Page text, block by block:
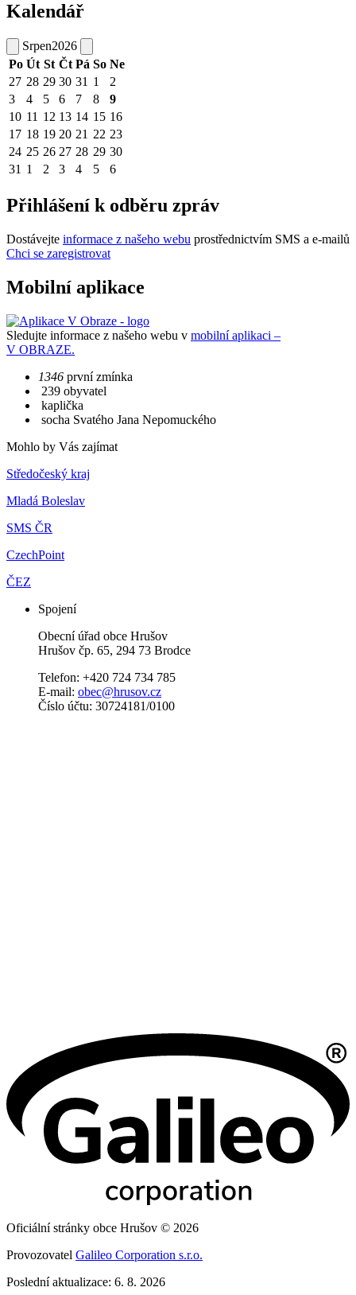
Kalendář
Srpen2026
Po Út St Čt Pá So Ne
27 28 29 30 31 1
2
3
4 5 6 7 8
9
10 11 12 13 14 15 16
17 18 19 20 21 22 23
24 25 26 27 28 29 30
31 1 2 3 4 5 6
Přihlášení k odběru zpráv
Dostávejte informace z našeho webu prostřednictvím SMS a e-mailů
Chci se zaregistrovat
Mobilní aplikace
Sledujte informace z našeho webu v mobilní aplikaci –
V OBRAZE.
1346 první zmínka
239 obyvatel
kaplička
socha Svatého Jana Nepomuckého
Mohlo by Vás zajímat
Středočeský kraj
Mladá Boleslav
SMS ČR
CzechPoint
ČEZ
Spojení
Obecní úřad obce Hrušov
Hrušov čp. 65, 294 73 Brodce
Telefon: +420 724 734 785
E-mail: obec@hrusov.cz
Číslo účtu: 30724181/0100
Oficiální stránky obce Hrušov © 2026
Provozovatel Galileo Corporation s.r.o.
Poslední aktualizace: 6. 8. 2026